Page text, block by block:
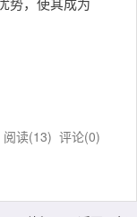
阅读(13) 评论(0)